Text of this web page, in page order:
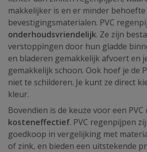
makkelijker is en er minder behoefte
bevestigingsmaterialen. PVC
onderhoudsvriendelijk. Ze zijn
verstoppingen door hun gladde
en bladeren gemakkelijk afvoert en
gemakkelijk schoon. Ook hoef je de
niet te schilderen. Je kunt ze direct
kleur.
Bovendien is de keuze voor een
kosteneffectief. PVC regenpijpen
goedkoop in vergelijking met
of zink, en bieden een uitstekende